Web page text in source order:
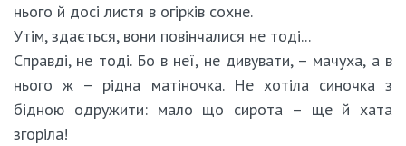
нього й досі листя в огірків сохне.
Утім, здається, вони повінчалися не тоді...
Справді, не тоді. Бо в неї, не дивувати, – мачуха, а в
нього ж – рідна матіночка. Не хотіла синочка з
бідною одружити: мало що сирота – ще й хата
згоріла!